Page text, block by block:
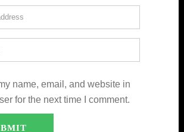
name, email, and website in
for the next time I comment.